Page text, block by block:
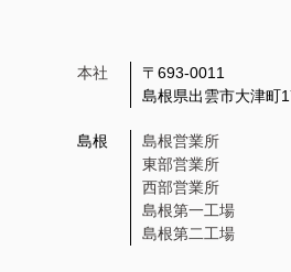
本社
〒693-0011
島根県出雲市大津町
島根
島根営業所
東部営業所
西部営業所
島根第一工場
島根第二工場